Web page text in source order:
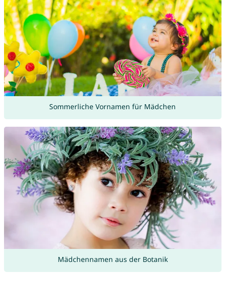
Sommerliche Vornamen für Mädchen
Mädchennamen aus der Botanik